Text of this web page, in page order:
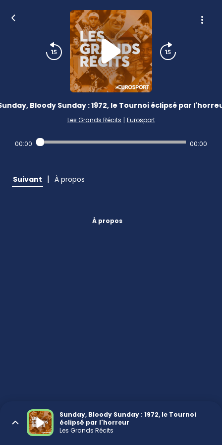
Bloody Sunday : 1972, le Tournoi éclipsé par
Les Grands Récits | Eurosport
00:00 00:00
Suivant | À propos
À propos
Sunday, Bloody Sunday : 1972, le Tournoi
éclipsé par l'horreur
Les Grands Récits